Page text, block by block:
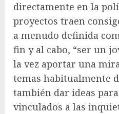
directamente en la
proyectos traen
a menudo definida
fin y al cabo, “ser un
la vez aportar una
temas habitualmente
también dar ideas
vinculados a las